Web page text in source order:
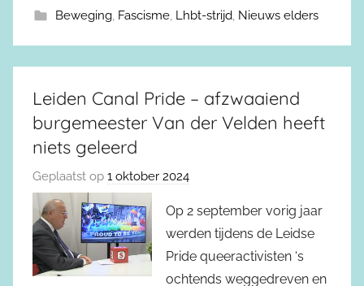
Beweging, Fascisme, Lhbt-strijd, Nieuws elders
Leiden Canal Pride – afzwaaiend
burgemeester Van der Velden heeft
niets geleerd
Geplaatst op 1 oktober 2024
Op 2 september vorig jaar
werden tijdens de Leidse
Pride queeractivisten ‘s
ochtends weggedreven en